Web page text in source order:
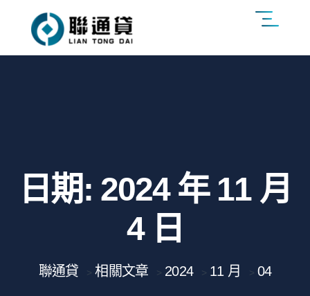
日期: 2024 年 11 月
4 日
聯通貸 >相關文章 > 2024 > 11 月 > 04